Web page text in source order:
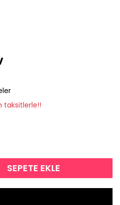
taksitlerle!!
SEPETE EKLE